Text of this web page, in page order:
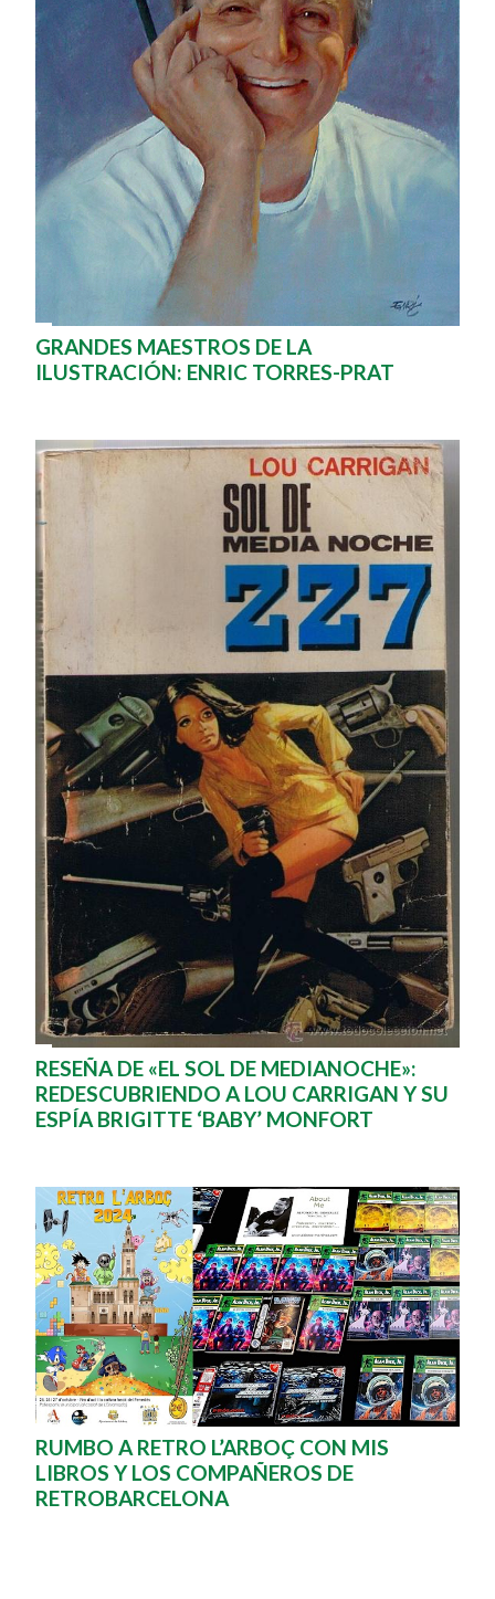
GRANDES MAESTROS DE LA
ILUSTRACIÓN: ENRIC TORRES-PRAT
RESEÑA DE «EL SOL DE MEDIANOCHE»:
REDESCUBRIENDO A LOU CARRIGAN Y SU
ESPÍA BRIGITTE ‘BABY’ MONFORT
RUMBO A RETRO L’ARBOÇ CON MIS
LIBROS Y LOS COMPAÑEROS DE
RETROBARCELONA